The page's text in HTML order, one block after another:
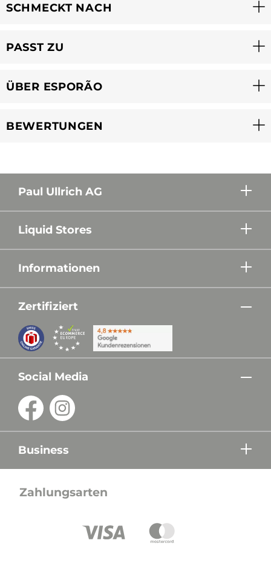
SCHMECKT NACH
PASST ZU
ÜBER ESPORÃO
BEWERTUNGEN
Paul Ullrich AG
Liquid Stores
Informationen
Zertifiziert
Social Media
Business
Zahlungsarten